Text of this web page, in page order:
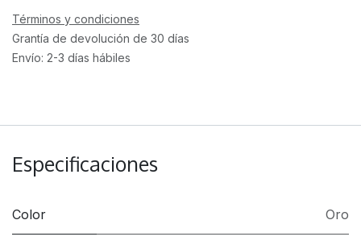
Términos y condiciones
Grantía de devolución de 30 días
Envío: 2-3 días hábiles
Especificaciones
Color Oro